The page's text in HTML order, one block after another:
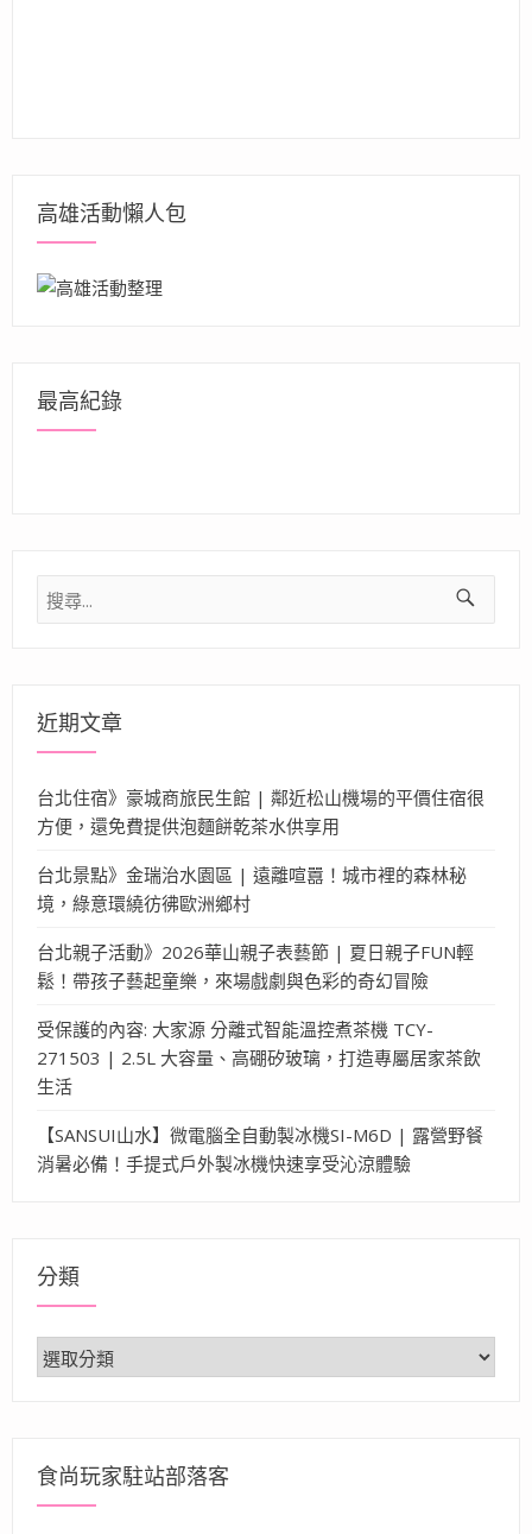
高雄活動懶人包
最高紀錄
搜
尋
近期文章
台北住宿》豪城商旅民生館 | 鄰近松山機場的平價住宿很
方便，還免費提供泡麵餅乾茶水供享用
台北景點》金瑞治水園區 | 遠離喧囂！城市裡的森林秘
境，綠意環繞彷彿歐洲鄉村
台北親子活動》2026華山親子表藝節 | 夏日親子FUN輕
鬆！帶孩子藝起童樂，來場戲劇與色彩的奇幻冒險
受保護的內容: 大家源 分離式智能溫控煮茶機 TCY-
271503 | 2.5L 大容量、高硼矽玻璃，打造專屬居家茶飲
生活
【SANSUI山水】微電腦全自動製冰機SI-M6D | 露營野餐
消暑必備！手提式戶外製冰機快速享受沁涼體驗
分類
分
類
食尚玩家駐站部落客